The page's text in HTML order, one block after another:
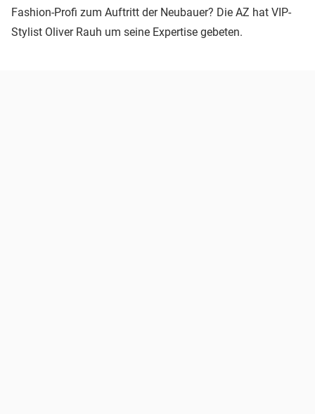
Fashion-Profi zum Auftritt der Neubauer? Die AZ hat VIP-
Stylist Oliver Rauh um seine Expertise gebeten.